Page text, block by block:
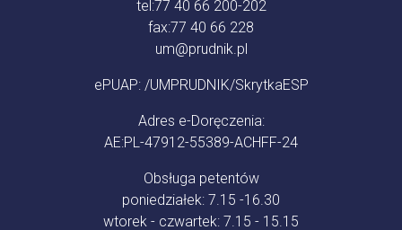
tel:77 40 66 200-202
fax:77 40 66 228
um@prudnik.pl
ePUAP: /UMPRUDNIK/SkrytkaESP
Adres e-Doręczenia:
AE:PL-47912-55389-ACHFF-24
Obsługa petentów
poniedziałek: 7.15 -16.30
wtorek - czwartek: 7.15 - 15.15